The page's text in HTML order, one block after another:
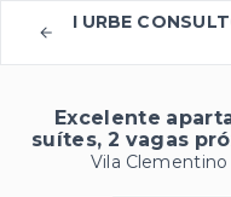
I URBE
Excelente
suítes, 2 vagas
Vila Clementino